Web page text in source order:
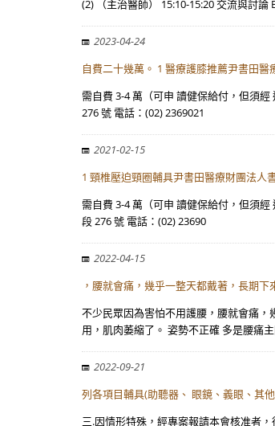
(2) （主治醫師） 15:10-15:20 交流與討
2023-04-24
自費二十幾萬。 1 醫療護膝推薦尹書田
需自費 3-4 萬（可申 讀健保給付，但須
276 號 電話：(02) 2369021
2021-02-15
1 頸椎壓迫頸圈輔具尹書田醫療財團法人
需自費 3-4 萬（可申 讀健保給付，但須
段 276 號 電話：(02) 23690
2022-04-15
，腰就會痛，幾乎一整天都戴著，長期
不少民眾因為害怕不用護腰，腰就會痛
用，肌肉萎縮了。 姿勢不正確 多是腰痛
2022-09-21
列各項目輔具(助聽器、 眼鏡、義眼、其
三.因情形特殊，經專案報請本會核准者